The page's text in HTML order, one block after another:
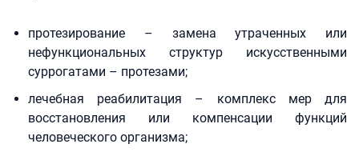
протезирование – замена утраченных или
нефункциональных структур искусственными
суррогатами – протезами;
лечебная реабилитация – комплекс мер для
восстановления или компенсации функций
человеческого организма;